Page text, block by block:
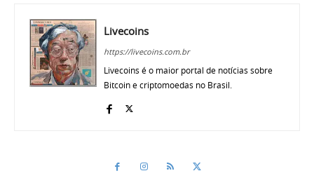
Livecoins
https://livecoins.com.br
Livecoins é o maior portal de notícias sobre
Bitcoin e criptomoedas no Brasil.